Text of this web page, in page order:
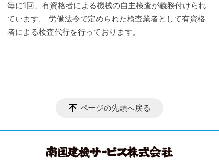
毎に1回、有資格者による機械の自主検査が義務付けられ
ています。 労働法令で定められた検査業者として有資格
者による検査代行を行っております。
ページの先頭へ戻る